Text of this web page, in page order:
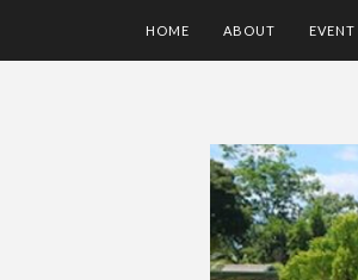
HOME ABOUT EVENT